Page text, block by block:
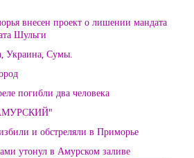
внесен проект о лишении мандата
Шульги
Украина, Сумы.
погибли два человека
и обстреляли в Приморье
утонул в Амурском заливе